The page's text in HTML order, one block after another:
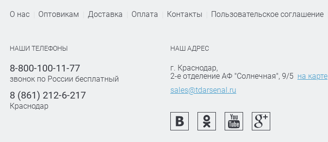
О нас Оптовикам Доставка Оплата Контакты Пользовательское соглашение
НАШИ ТЕЛЕФОНЫ
8-800-100-11-77
звонок по России бесплатный
8 (861) 212-6-217
Краснодар
НАШ АДРЕС
г. Краснодар,
2-е отделение АФ "Солнечная", 9/5 на карте
sales@tdarsenal.ru